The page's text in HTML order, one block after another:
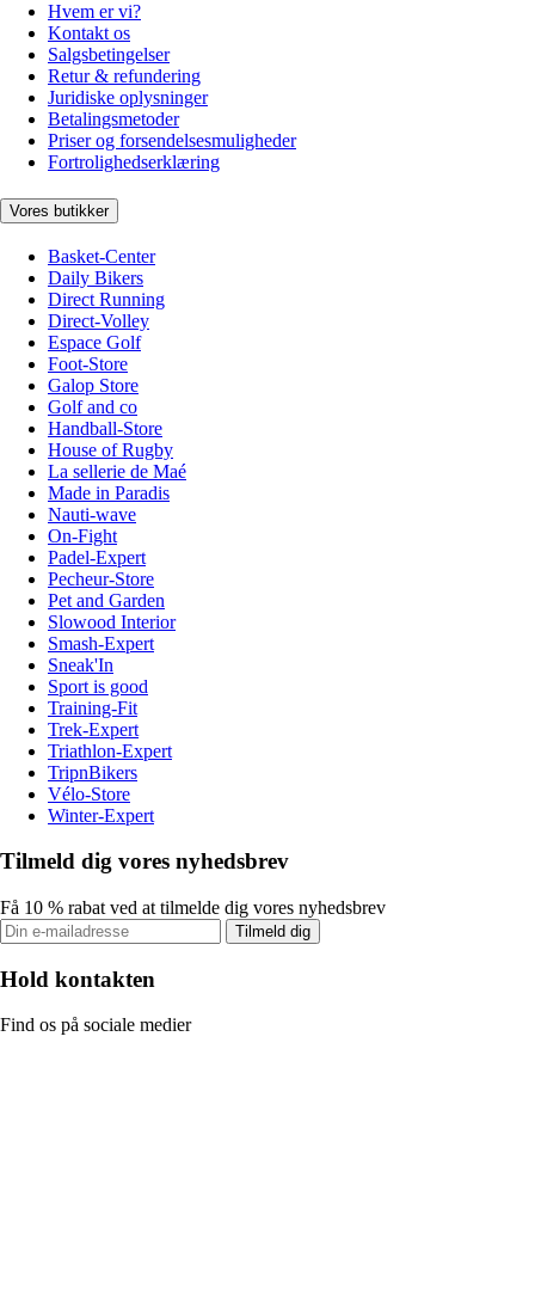
Hvem er vi?
Kontakt os
Salgsbetingelser
Retur & refundering
Juridiske oplysninger
Betalingsmetoder
Priser og forsendelsesmuligheder
Fortrolighedserklæring
Vores butikker
Basket-Center
Daily Bikers
Direct Running
Direct-Volley
Espace Golf
Foot-Store
Galop Store
Golf and co
Handball-Store
House of Rugby
La sellerie de Maé
Made in Paradis
Nauti-wave
On-Fight
Padel-Expert
Pecheur-Store
Pet and Garden
Slowood Interior
Smash-Expert
Sneak'In
Sport is good
Training-Fit
Trek-Expert
Triathlon-Expert
TripnBikers
Vélo-Store
Winter-Expert
Tilmeld dig vores nyhedsbrev
Få 10 % rabat ved at tilmelde dig vores nyhedsbrev
Tilmeld dig
Hold kontakten
Find os på sociale medier